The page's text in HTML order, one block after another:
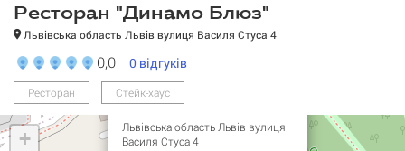
Ресторан "Динамо Блюз"
Львівська область Львів вулиця Василя Стуса 4
0,0 0 відгуків
Ресторан Стейк-хаус
Ресторан "Динамо Блюз"
Львівська область Львів вулиця
Василя Стуса 4
+